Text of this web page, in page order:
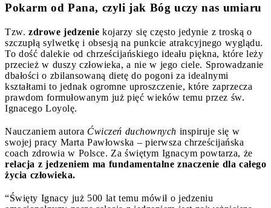
Pokarm od Pana, czyli jak Bóg uczy nas umiaru
Tzw. zdrowe jedzenie kojarzy się często jedynie z troską o
szczupłą sylwetkę i obsesją na punkcie atrakcyjnego wyglądu.
To dość dalekie od chrześcijańskiego ideału piękna, które leży
przecież w duszy człowieka, a nie w jego ciele. Sprowadzanie
dbałości o zbilansowaną dietę do pogoni za idealnymi
kształtami to jednak ogromne uproszczenie, które zaprzecza
prawdom formułowanym już pięć wieków temu przez św.
Ignacego Loyolę.
Nauczaniem autora Ćwiczeń duchownych inspiruje się w
swojej pracy Marta Pawłowska – pierwsza chrześcijańska
coach zdrowia w Polsce. Za świętym Ignacym powtarza, że
relacja z jedzeniem ma fundamentalne znaczenie dla całego
życia człowieka.
“Święty Ignacy już 500 lat temu mówił o jedzeniu